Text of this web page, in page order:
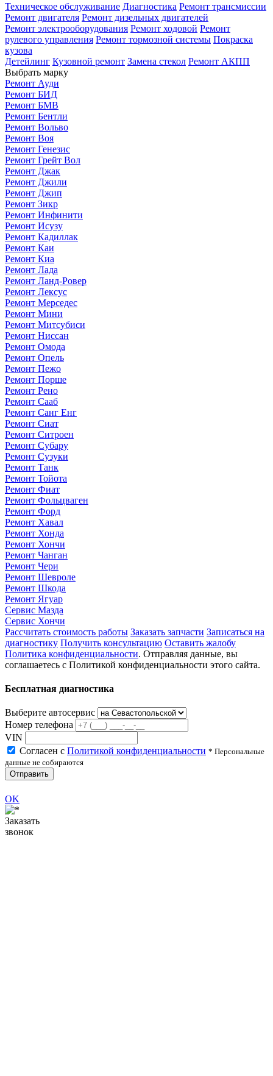
построить маршрут
Техническое обслуживание Диагностика Ремонт трансмиссии
Ремонт двигателя Ремонт дизельных двигателей
Ремонт электрооборудования Ремонт ходовой Ремонт
рулевого управления Ремонт тормозной системы Покраска
кузова
Детейлинг Кузовной ремонт Замена стекол Ремонт АКПП
Выбрать марку
Ремонт Ауди
Ремонт БИД
Ремонт БМВ
Ремонт Бентли
Ремонт Вольво
Ремонт Воя
Ремонт Генезис
Ремонт Грейт Вол
Ремонт Джак
Ремонт Джили
Ремонт Джип
Ремонт Зикр
Ремонт Инфинити
Ремонт Исузу
Ремонт Кадиллак
Ремонт Каи
Ремонт Киа
Ремонт Лада
Ремонт Ланд-Ровер
Ремонт Лексус
Ремонт Мерседес
Ремонт Мини
Ремонт Митсубиси
Ремонт Ниссан
Ремонт Омода
Ремонт Опель
Ремонт Пежо
Ремонт Порше
Ремонт Рено
Ремонт Сааб
Ремонт Санг Енг
Ремонт Сиат
Ремонт Ситроен
Ремонт Субару
Ремонт Сузуки
Ремонт Танк
Ремонт Тойота
Ремонт Фиат
Ремонт Фольцваген
Ремонт Форд
Ремонт Хавал
Ремонт Хонда
Ремонт Хончи
Ремонт Чанган
Ремонт Чери
Ремонт Шевроле
Ремонт Шкода
Ремонт Ягуар
Сервис Мазда
Сервис Хончи
Рассчитать стоимость работы Заказать запчасти Записаться на
диагностику Получить консультацию Оставить жалобу
Политика конфиденциальности. Отправляя данные, вы
соглашаетесь с Политикой конфиденциальности этого сайта.
Бесплатная диагностика
Выберите автосервис
Номер телефона
VIN
Согласен с Политикой конфиденциальности * Персональные
данные не собираются
Отправить
OK
Заказать
звонок